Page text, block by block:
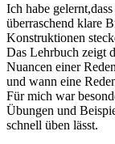
Ich habe
überraschend⁤ klare‌
Konstruktionen
Das Lehrbuch zeigt
Nuancen einer
und wann eine
Für mich war
Übungen und
⁤schnell üben⁣ lässt.